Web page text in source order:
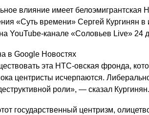
влияние имеет белоэмигрантская
«Суть времени» Сергей Кургинян в
YouTube-канале «Соловьев Live» 24
в Google Новостях
эта НТС-овская фронда,
центристы исчерпаются.
роли», — сказал Кургинян.
государственный центризм,